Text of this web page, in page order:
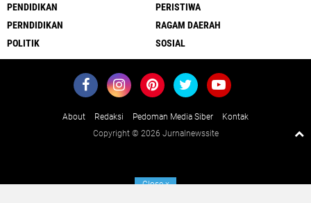
PENDIDIKAN
PERISTIWA
PERNDIDIKAN
RAGAM DAERAH
POLITIK
SOSIAL
About Redaksi Pedoman Media Siber
Kontak
Copyright © 2026 Jurnalnewssite
Closex